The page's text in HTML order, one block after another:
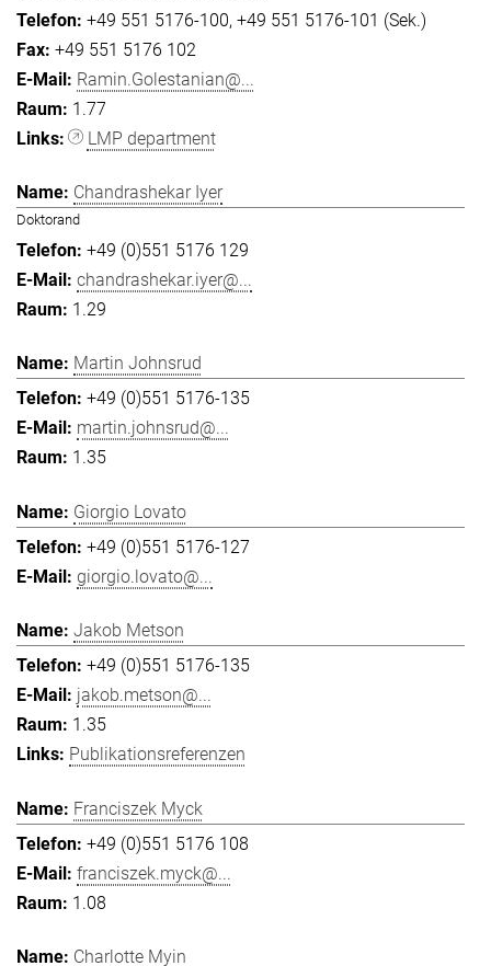
+49 551 5176-100 +49 551 5176-101 (Sek.)
+49 551 5176 102
Ramin.Golestanian@...
1.77
LMP department
Chandrashekar Iyer
Doktorand
+49 (0)551 5176 129
chandrashekar.iyer@...
1.29
Martin Johnsrud
+49 (0)551 5176-135
martin.johnsrud@...
1.35
Giorgio Lovato
+49 (0)551 5176-127
giorgio.lovato@...
Jakob Metson
+49 (0)551 5176-135
jakob.metson@...
1.35
Publikationsreferenzen
Franciszek Myck
+49 (0)551 5176 108
franciszek.myck@...
1.08
Charlotte Myin